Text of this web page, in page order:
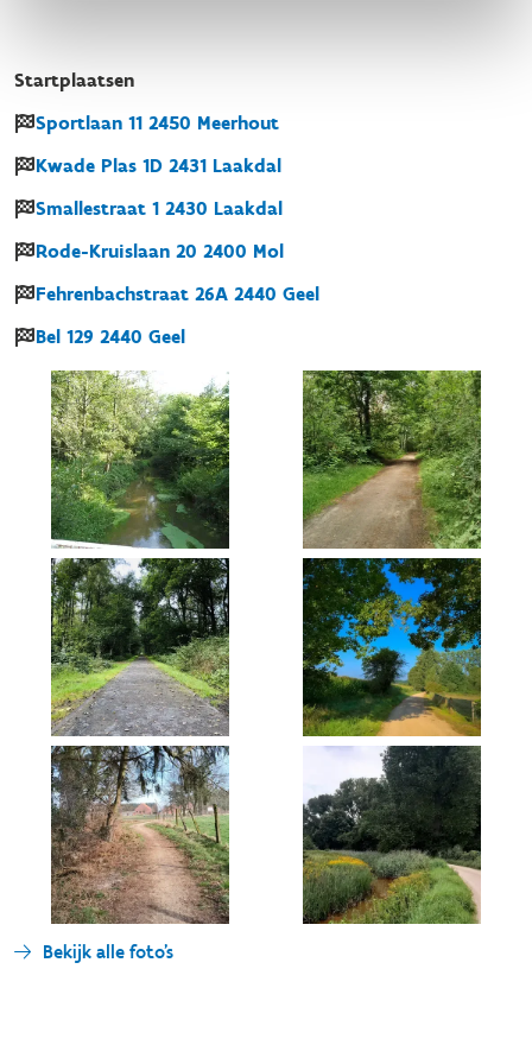
Startplaatsen
Sportlaan 11 2450 Meerhout
Kwade Plas 1D 2431 Laakdal
Smallestraat 1 2430 Laakdal
Rode-Kruislaan 20 2400 Mol
Fehrenbachstraat 26A 2440 Geel
Bel 129 2440 Geel
Bekijk alle foto's